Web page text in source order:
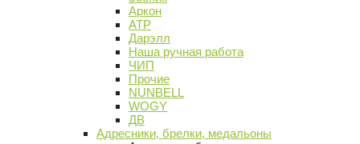
Аркон
АТР
Дарэлл
Наша ручная работа
ЧИП
Прочие
NUNBELL
WOGY
ДВ
Адресники, брелки, медальоны